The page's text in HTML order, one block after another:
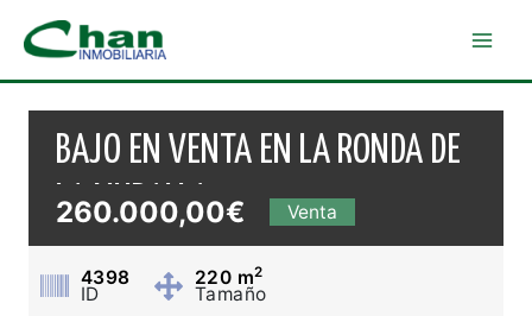
contenido
BAJO EN VENTA EN LA RONDA DE
LA MURALLA
260.000,00€ Venta
4398
ID
220 m2
Tamaño